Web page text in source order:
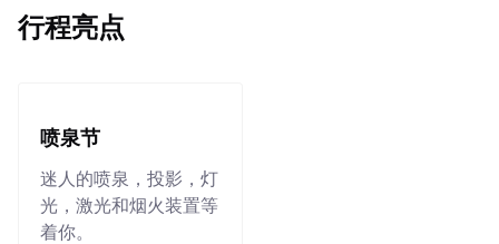
行程亮点
喷泉节
迷人的喷泉，投影，灯
光，激光和烟火装置等
着你。